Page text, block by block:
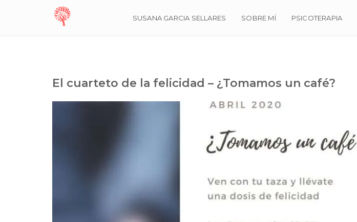
SUSANA GARCIA SELLARES SOBRE MÍ PSICOTERAPIA
El cuarteto de la felicidad – ¿Tomamos un café?